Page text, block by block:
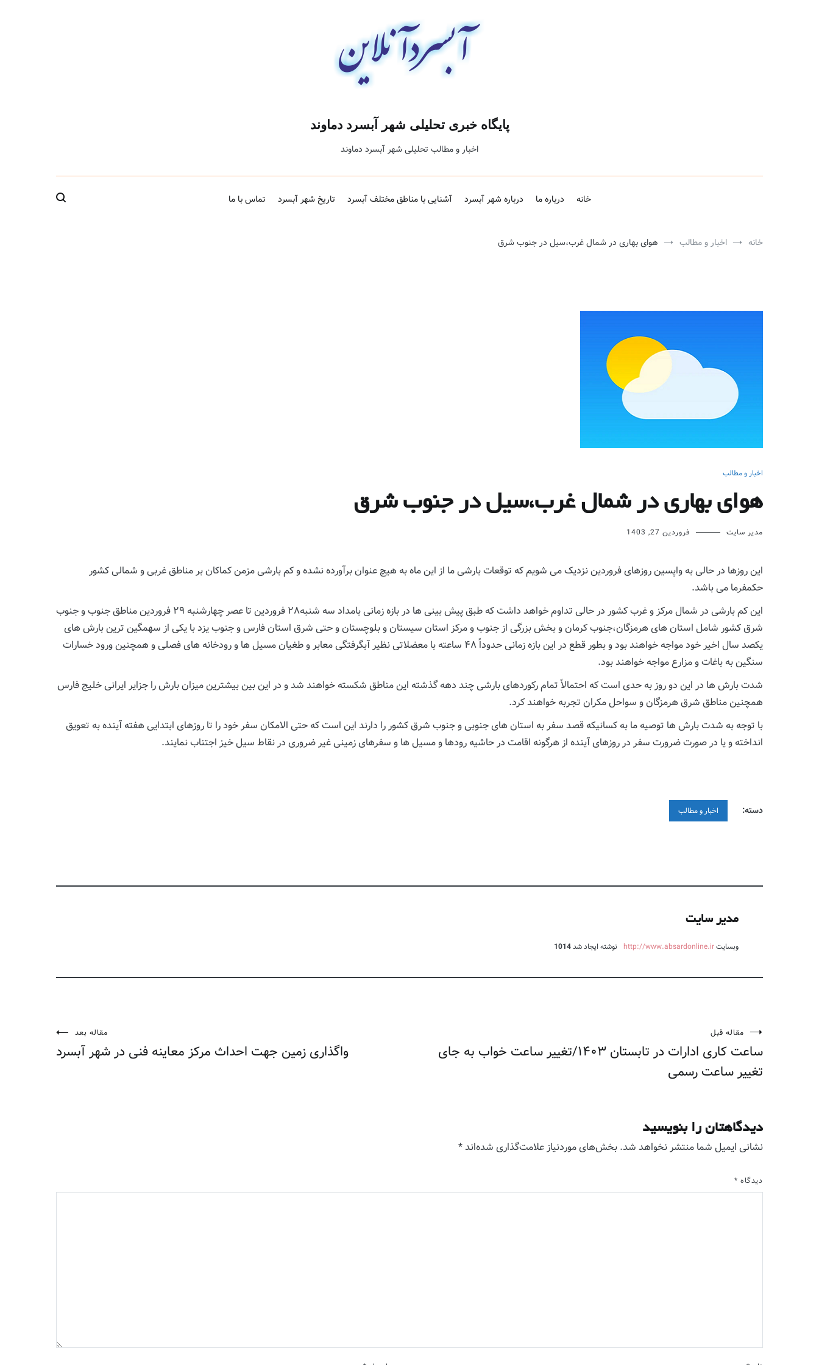
پایگاه خبری تحلیلی شهر آبسرد دماوند
اخبار و مطالب تحلیلی شهر آبسرد دماوند
خانه درباره ما درباره شهر آبسرد آشنایی با مناطق مختلف آبسرد تاریخ شهر آبسرد تماس با ما
خانه اخبار و مطالب هوای بهاری در شمال غرب،سیل در جنوب شرق
اخبار و مطالب
هوای بهاری در شمال غرب،سیل در جنوب شرق
مدیر سایت فروردین 27, 1403
این روزها در حالی به واپسین روزهای فروردین نزدیک می شویم که توقعات بارشی ما از این ماه به هیچ عنوان برآورده نشده و کم بارشی مزمن کماکان بر مناطق غربی و شمالی کشور
حکمفرما می باشد.
این کم بارشی در شمال مرکز و غرب کشور در حالی تداوم خواهد داشت که طبق پیش بینی ها در بازه زمانی بامداد سه شنبه۲۸ فروردین تا عصر چهارشنبه ۲۹ فروردین مناطق جنوب و جنوب
شرق کشور شامل استان های هرمزگان،جنوب کرمان و بخش بزرگی از جنوب و مرکز استان سیستان و بلوچستان و حتی شرق استان فارس و جنوب یزد با یکی از سهمگین ترین بارش های
یکصد سال اخیر خود مواجه خواهند بود و بطور قطع در این بازه زمانی حدوداً ۴۸ ساعته با معضلاتی نظیر آبگرفتگی معابر و طغیان مسیل ها و رودخانه های فصلی و همچنین ورود خسارات
سنگین به باغات و مزارع مواجه خواهند بود.
شدت بارش ها در این دو روز به حدی است که احتمالاً تمام رکوردهای بارشی چند دهه گذشته این مناطق شکسته خواهند شد و در این بین بیشترین میزان بارش را جزایر ایرانی خلیج فارس
همچنین مناطق شرق هرمزگان و سواحل مکران تجربه خواهند کرد.
با توجه به شدت بارش ها توصیه ما به کسانیکه قصد سفر به استان های جنوبی و جنوب شرق کشور را دارند این است که حتی الامکان سفر خود را تا روزهای ابتدایی هفته آینده به تعویق
انداخته و یا در صورت ضرورت سفر در روزهای آینده از هرگونه اقامت در حاشیه رودها و مسیل ها و سفرهای زمینی غیر ضروری در نقاط سیل خیز اجتناب نمایند.
دسته: اخبار و مطالب
مدیر سایت
وبسایتhttp://www.absardonline.ir نوشته ایجاد شد1014
راهبری
نوشته
مقاله قبل
ساعت کاری ادارات در تابستان ۱۴۰۳/تغییر ساعت خواب به جای
تغییر ساعت رسمی
مقاله بعد
واگذاری زمین جهت احداث مرکز معاینه فنی در شهر آبسرد
دیدگاهتان را بنویسید
نشانی ایمیل شما منتشر نخواهد شد. بخش‌های موردنیاز علامت‌گذاری شده‌اند*
دیدگاه *